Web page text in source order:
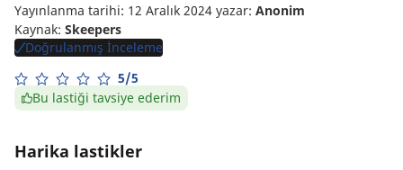
Yayınlanma tarihi: 12 Aralık 2024 yazar: Anonim
Kaynak: Skeepers
Doğrulanmış İnceleme
5/5
Bu lastiği tavsiye ederim
Harika lastikler